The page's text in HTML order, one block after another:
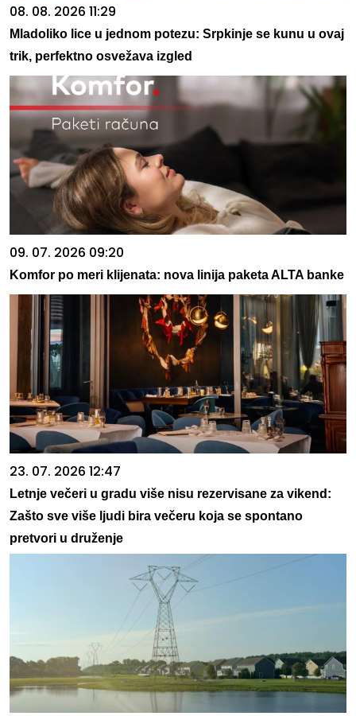
08. 08. 2026 11:29
Mladoliko lice u jednom potezu: Srpkinje se kunu u ovaj
trik, perfektno osvežava izgled
09. 07. 2026 09:20
Komfor po meri klijenata: nova linija paketa ALTA banke
23. 07. 2026 12:47
Letnje večeri u gradu više nisu rezervisane za vikend:
Zašto sve više ljudi bira večeru koja se spontano
pretvori u druženje